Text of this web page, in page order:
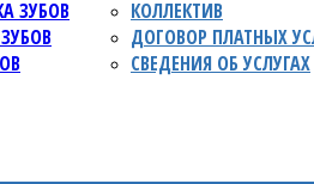
ЗУБОВ
КОЛЛЕКТИВ
ДОГОВОР ПЛАТНЫХ
СВЕДЕНИЯ ОБ УСЛУГАХ